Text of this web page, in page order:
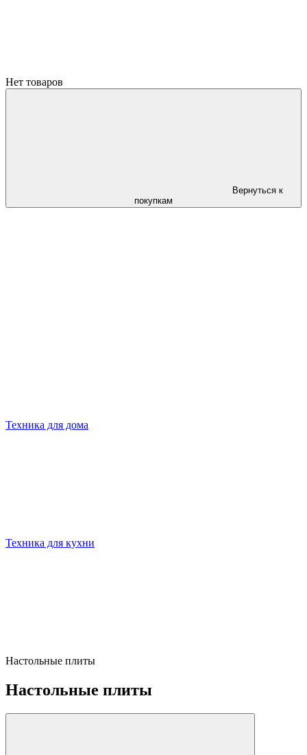
Нет товаров
Вернуться к
покупкам
Техника для дома
Техника для кухни
Настольные плиты
Настольные плиты